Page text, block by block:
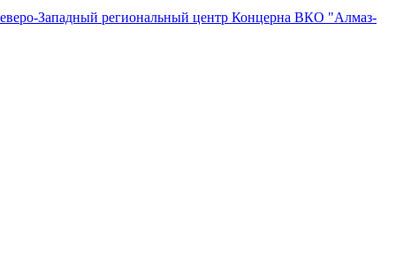
Западный региональный центр Концерна ВКО "Алмаз-